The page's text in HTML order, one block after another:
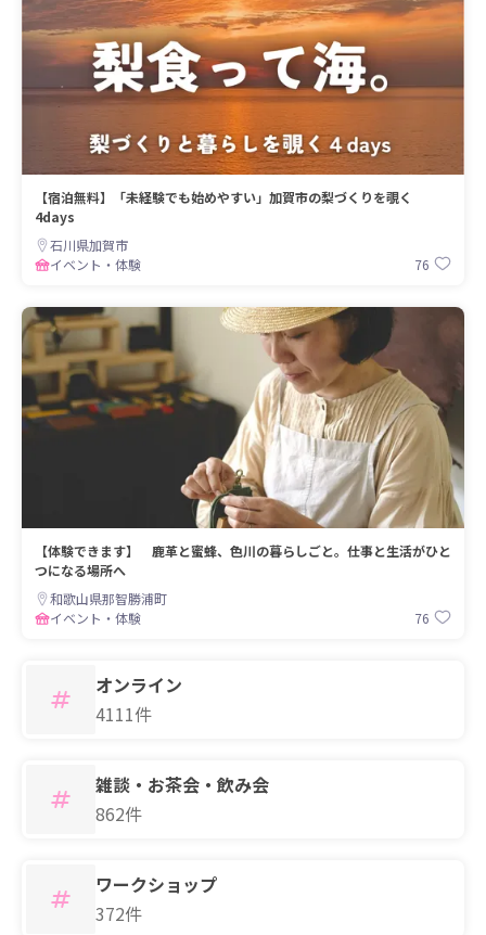
【宿泊無料】「未経験でも始めやすい」加賀市の梨づくりを覗く
4days
石川県加賀市
イベント・体験
76
【体験できます】 鹿革と蜜蜂、色川の暮らしごと。仕事と生活がひと
つになる場所へ
和歌山県那智勝浦町
イベント・体験
76
オンライン
4111件
雑談・お茶会・飲み会
862件
ワークショップ
372件